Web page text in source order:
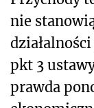
nie
pkt 3
prawda